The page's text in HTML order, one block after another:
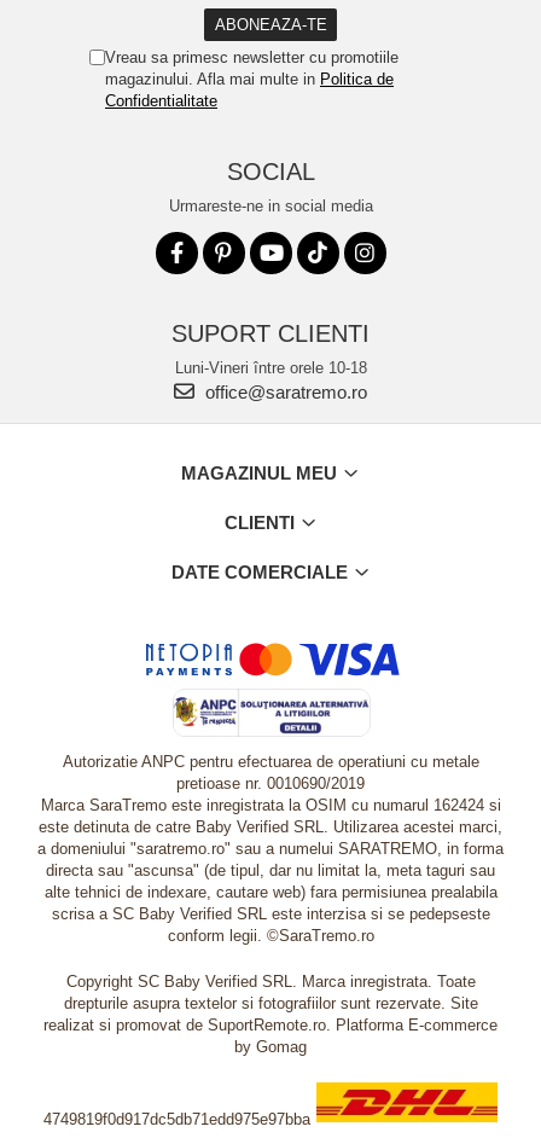
Vreau sa primesc newsletter cu promotiile
magazinului. Afla mai multe in Politica de
Confidentialitate
SOCIAL
Urmareste-ne in social media
SUPORT CLIENTI
Luni-Vineri între orele 10-18
office@saratremo.ro
MAGAZINUL MEU
CLIENTI
DATE COMERCIALE
Autorizatie ANPC pentru efectuarea de operatiuni cu metale
pretioase nr. 0010690/2019
Marca SaraTremo este inregistrata la OSIM cu numarul 162424 si
este detinuta de catre Baby Verified SRL. Utilizarea acestei marci,
a domeniului "saratremo.ro" sau a numelui SARATREMO, in forma
directa sau "ascunsa" (de tipul, dar nu limitat la, meta taguri sau
alte tehnici de indexare, cautare web) fara permisiunea prealabila
scrisa a SC Baby Verified SRL este interzisa si se pedepseste
conform legii. ©SaraTremo.ro
Copyright SC Baby Verified SRL. Marca inregistrata. Toate
drepturile asupra textelor si fotografiilor sunt rezervate. Site
realizat si promovat de SuportRemote.ro. Platforma E-commerce
by Gomag
4749819f0d917dc5db71edd975e97bba